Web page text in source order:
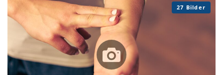
27 Bilder